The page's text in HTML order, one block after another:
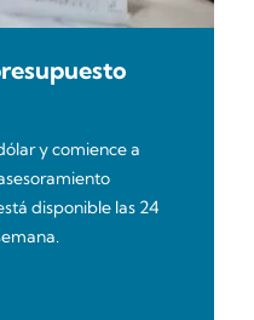
y comience a
disponible las 24